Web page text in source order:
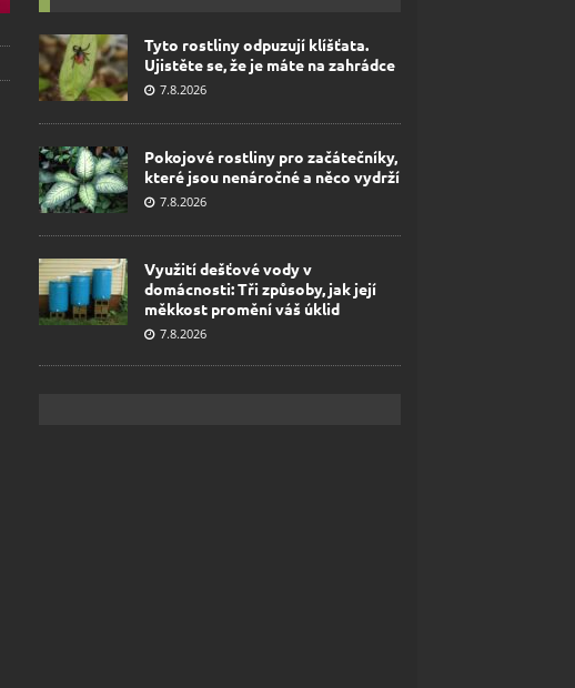
Tyto rostliny odpuzují klíšťata.
Ujistěte se, že je máte na zahrádce
7.8.2026
Pokojové rostliny pro začátečníky,
které jsou nenáročné a něco vydrží
7.8.2026
Využití dešťové vody v
domácnosti: Tři způsoby, jak její
měkkost promění váš úklid
7.8.2026